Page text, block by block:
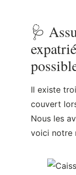
🩺
Il existe
couvert
Nous les
voici notre